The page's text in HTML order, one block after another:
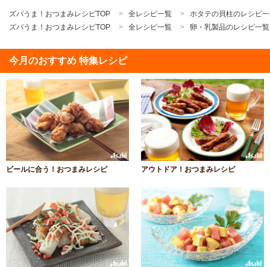
ズバうま！おつまみレシピTOP 全レシピ一覧
ホタテの貝柱のレシピ
ズバうま！おつまみレシピTOP
全レシピ一覧 卵・乳製品のレシピ一覧
今月のおすすめ 特集レシピ
ビールに合う！おつまみレシピ アウトドア！おつまみレシピ